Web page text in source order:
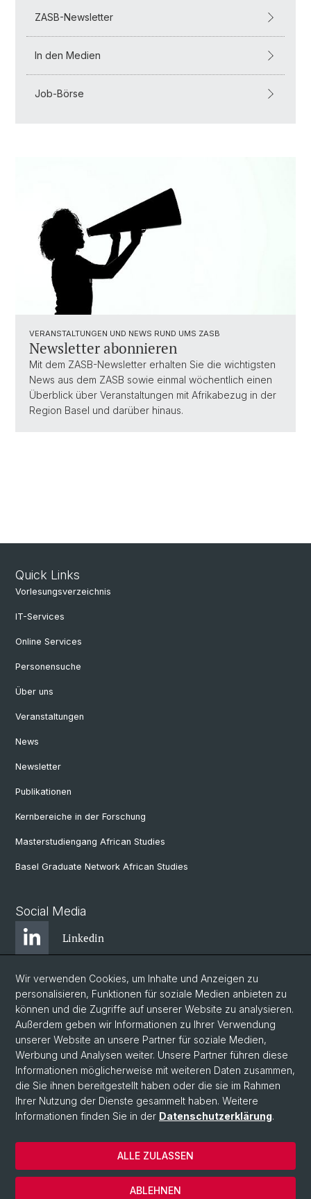
ZASB-Newsletter
In den Medien
Job-Börse
VERANSTALTUNGEN UND NEWS RUND UMS ZASB
Newsletter abonnieren
Mit dem ZASB-Newsletter erhalten Sie die wichtigsten
News aus dem ZASB sowie einmal wöchentlich einen
Überblick über Veranstaltungen mit Afrikabezug in der
Region Basel und darüber hinaus.
Quick Links
Vorlesungsverzeichnis
IT-Services
Online Services
Personensuche
Über uns
Veranstaltungen
News
Newsletter
Publikationen
Kernbereiche in der Forschung
Masterstudiengang African Studies
Basel Graduate Network African Studies
Social Media
Linkedin
Bluesky
Instagram
Facebook
© Universität Basel
Zentrum für Afrikastudien Basel
Datenschutzerklärung
Wir verwenden Cookies, um Inhalte und Anzeigen zu
personalisieren, Funktionen für soziale Medien anbieten zu
können und die Zugriffe auf unserer Website zu analysieren.
Außerdem geben wir Informationen zu Ihrer Verwendung
unserer Website an unsere Partner für soziale Medien,
Werbung und Analysen weiter. Unsere Partner führen diese
Informationen möglicherweise mit weiteren Daten zusammen,
die Sie ihnen bereitgestellt haben oder die sie im Rahmen
Ihrer Nutzung der Dienste gesammelt haben. Weitere
Informationen finden Sie in der Datenschutzerklärung.
ABLEHNEN
ALLE ZULASSEN